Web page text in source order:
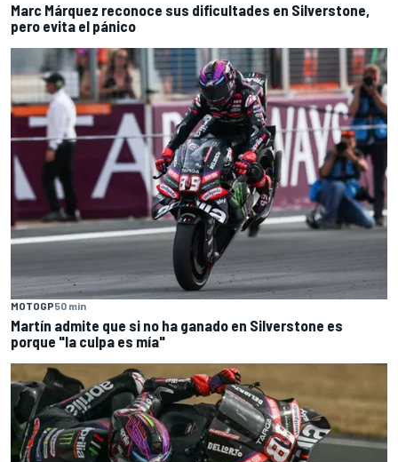
Marc Márquez reconoce sus dificultades en Silverstone,
pero evita el pánico
MOTOGP50 min
Martín admite que si no ha ganado en Silverstone es
porque "la culpa es mía"